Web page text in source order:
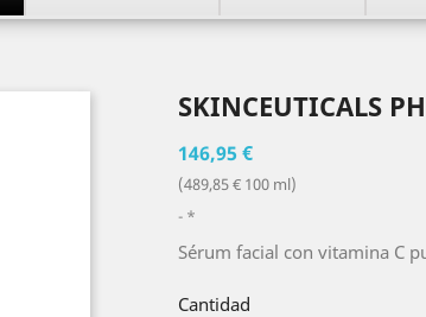
SKINCEUTICALS
146,95 €
(489,85 € 100 ml)
*
Sérum facial con vitamina C
Cantidad